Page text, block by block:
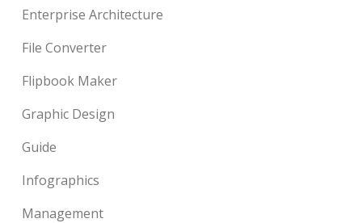
Enterprise Architecture
File Converter
Flipbook Maker
Graphic Design
Guide
Infographics
Management